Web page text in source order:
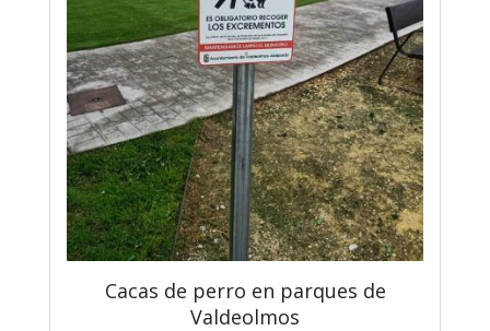
Cacas de perro en parques de
Valdeolmos